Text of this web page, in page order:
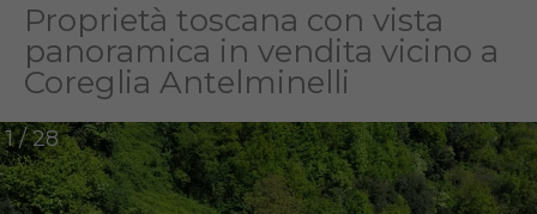
Proprietà toscana con vista
panoramica in vendita vicino a
Coreglia Antelminelli
1 / 28